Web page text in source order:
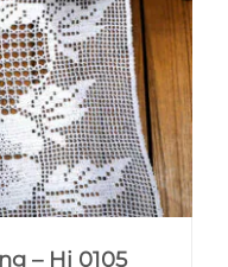
– Hi 0105